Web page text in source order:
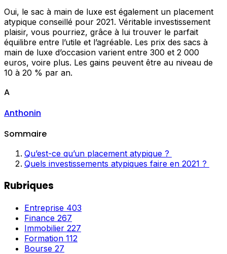
Oui, le sac à main de luxe est également un placement
atypique conseillé pour 2021. Véritable investissement
plaisir, vous pourriez, grâce à lui trouver le parfait
équilibre entre l’utile et l’agréable. Les prix des sacs à
main de luxe d’occasion varient entre 300 et 2 000
euros, voire plus. Les gains peuvent être au niveau de
10 à 20 % par an.
A
Anthonin
Sommaire
Qu’est-ce qu’un placement atypique ?
Quels investissements atypiques faire en 2021 ?
Rubriques
Entreprise 403
Finance 267
Immobilier 227
Formation 112
Bourse 27